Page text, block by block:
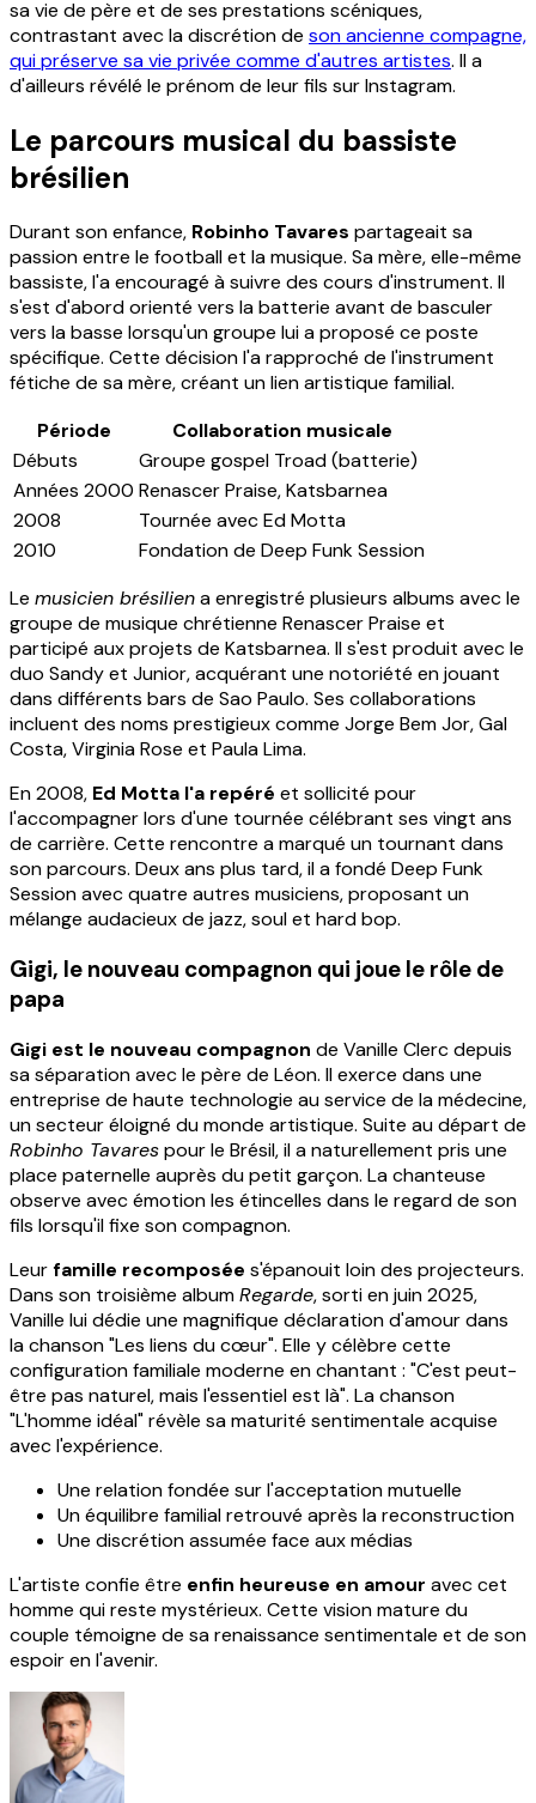
sa vie de père et de ses prestations scéniques,
contrastant avec la discrétion de son ancienne compagne,
qui préserve sa vie privée comme d'autres artistes. Il a
d'ailleurs révélé le prénom de leur fils sur Instagram.
Le parcours musical du bassiste
brésilien
Durant son enfance, Robinho Tavares partageait sa
passion entre le football et la musique. Sa mère, elle-même
bassiste, l'a encouragé à suivre des cours d'instrument. Il
s'est d'abord orienté vers la batterie avant de basculer
vers la basse lorsqu'un groupe lui a proposé ce poste
spécifique. Cette décision l'a rapproché de l'instrument
fétiche de sa mère, créant un lien artistique familial.
Période
Collaboration musicale
Débuts
Groupe gospel Troad (batterie)
Années 2000 Renascer Praise, Katsbarnea
2008
Tournée avec Ed Motta
2010
Fondation de Deep Funk Session
Le musicien brésiliena enregistré plusieurs albums avec le
groupe de musique chrétienne Renascer Praise et
participé aux projets de Katsbarnea. Il s'est produit avec le
duo Sandy et Junior, acquérant une notoriété en jouant
dans différents bars de Sao Paulo. Ses collaborations
incluent des noms prestigieux comme Jorge Bem Jor, Gal
Costa, Virginia Rose et Paula Lima.
En 2008, Ed Motta l'a repéré et sollicité pour
l'accompagner lors d'une tournée célébrant ses vingt ans
de carrière. Cette rencontre a marqué un tournant dans
son parcours. Deux ans plus tard, il a fondé Deep Funk
Session avec quatre autres musiciens, proposant un
mélange audacieux de jazz, soul et hard bop.
Gigi, le nouveau compagnon qui joue le rôle de
papa
Gigi est le nouveau compagnon de Vanille Clerc depuis
sa séparation avec le père de Léon. Il exerce dans une
entreprise de haute technologie au service de la médecine,
un secteur éloigné du monde artistique. Suite au départ de
Robinho Tavarespour le Brésil, il a naturellement pris une
place paternelle auprès du petit garçon. La chanteuse
observe avec émotion les étincelles dans le regard de son
fils lorsqu'il fixe son compagnon.
Leurfamille recomposée s'épanouit loin des projecteurs.
Dans son troisième albumRegarde, sorti en juin 2025,
Vanille lui dédie une magnifique déclaration d'amour dans
la chanson "Les liens du cœur". Elle y célèbre cette
configuration familiale moderne en chantant : "C'est peut-
être pas naturel, mais l'essentiel est là". La chanson
"L'homme idéal" révèle sa maturité sentimentale acquise
avec l'expérience.
Une relation fondée sur l'acceptation mutuelle
Un équilibre familial retrouvé après la reconstruction
Une discrétion assumée face aux médias
L'artiste confie être enfin heureuse en amour avec cet
homme qui reste mystérieux. Cette vision mature du
couple témoigne de sa renaissance sentimentale et de son
espoir en l'avenir.